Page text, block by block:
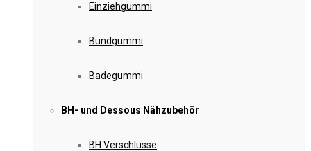
Einziehgummi
Bundgummi
Badegummi
BH- und Dessous Nähzubehör
BH Verschlüsse